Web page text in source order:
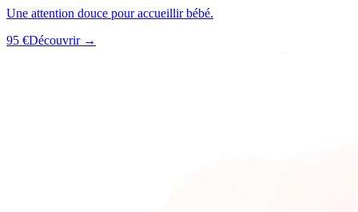
Une attention douce pour accueillir bébé.
95 €Découvrir →